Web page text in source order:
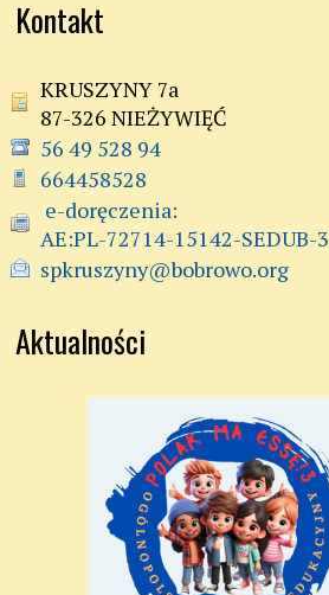
Kontakt
KRUSZYNY 7a
87-326 NIEŻYWIĘĆ
56 49 528 94
664458528
AE:PL-72714-15142-SEDUB-
spkruszyny@bobrowo.org
Aktualności